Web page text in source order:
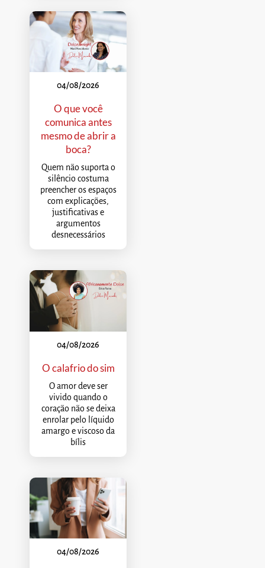
04/08/2026
O que você
comunica antes
mesmo de abrir a
boca?
Quem não suporta o
silêncio costuma
preencher os espaços
com explicações,
justificativas e
argumentos
desnecessários
04/08/2026
O calafrio do sim
O amor deve ser
vivido quando o
coração não se deixa
enrolar pelo líquido
amargo e viscoso da
bílis
04/08/2026